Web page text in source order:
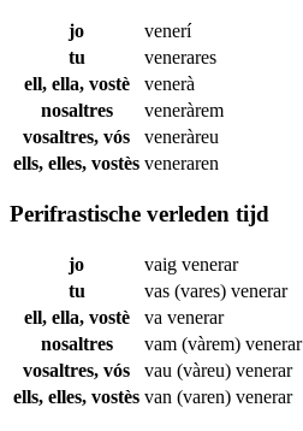
jo
venerí
tu
venerares
ell, ella, vostè
venerà
nosaltres
veneràrem
vosaltres, vós
veneràreu
ells, elles, vostès veneraren
Perifrastische verleden tijd
jo vaig venerar
tu
vas (vares) venerar
ell, ella, vostè
va venerar
nosaltres
vam (vàrem) venerar
vosaltres, vós
vau (vàreu) venerar
ells, elles, vostès van (varen) venerar